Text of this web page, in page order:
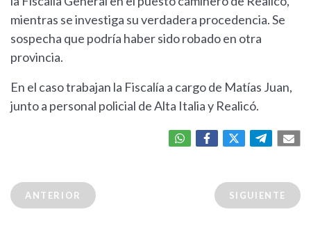
mientras se investiga su verdadera procedencia. Se
sospecha que podría haber sido robado en otra
provincia.
En el caso trabajan la Fiscalía a cargo de Matías Juan,
junto a personal policial de Alta Italia y Realicó.
ANTERIOR SIGUIENTE